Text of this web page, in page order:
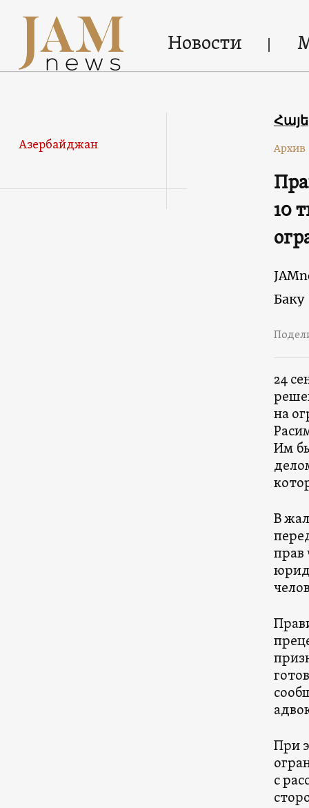
Новости
Азербайджан Архив
10
Баку
24
на
Им
В
прав
При
с